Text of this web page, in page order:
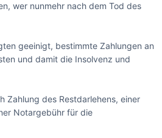
wer nunmehr nach dem Tod des
geeinigt, bestimmte Zahlungen an
und damit die Insolvenz und
Zahlung des Restdarlehens, einer
Notargebühr für die